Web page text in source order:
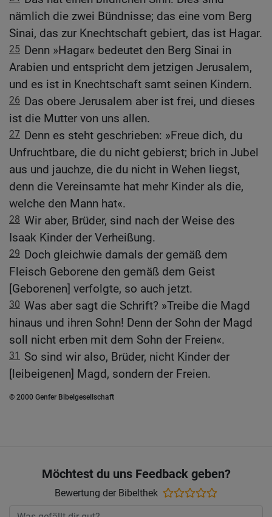
nämlich die zwei Bündnisse; das eine vom Berg
Sinai, das zur Knechtschaft gebiert, das ist Hagar.
25 Denn »Hagar« bedeutet den Berg Sinai in
Arabien und entspricht dem jetzigen Jerusalem,
und es ist in Knechtschaft samt seinen Kindern.
26 Das obere Jerusalem aber ist frei, und dieses
ist die Mutter von uns allen.
27 Denn es steht geschrieben: »Freue dich, du
Unfruchtbare, die du nicht gebierst; brich in Jubel
aus und jauchze, die du nicht in Wehen liegst,
denn die Vereinsamte hat mehr Kinder als die,
welche den Mann hat«.
28 Wir aber, Brüder, sind nach der Weise des
Isaak Kinder der Verheißung.
29 Doch gleichwie damals der gemäß dem
Fleisch Geborene den gemäß dem Geist
[Geborenen] verfolgte, so auch jetzt.
30 Was aber sagt die Schrift? »Treibe die Magd
hinaus und ihren Sohn! Denn der Sohn der Magd
soll nicht erben mit dem Sohn der Freien«.
31
So sind wir also, Brüder, nicht Kinder der
[leibeigenen] Magd, sondern der Freien.
© 2000 Genfer Bibelgesellschaft
Möchtest du uns Feedback geben?
Bewertung der Bibelthek